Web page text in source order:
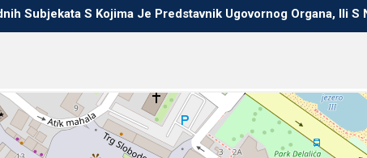
Subjekata S Kojima Je Predstavnik Ugovornog Organa, Ili